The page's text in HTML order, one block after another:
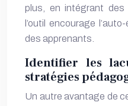
plus, en intégrant des
l’outil encourage
des apprenants.
Identifier les
stratégies
Un autre avantage de